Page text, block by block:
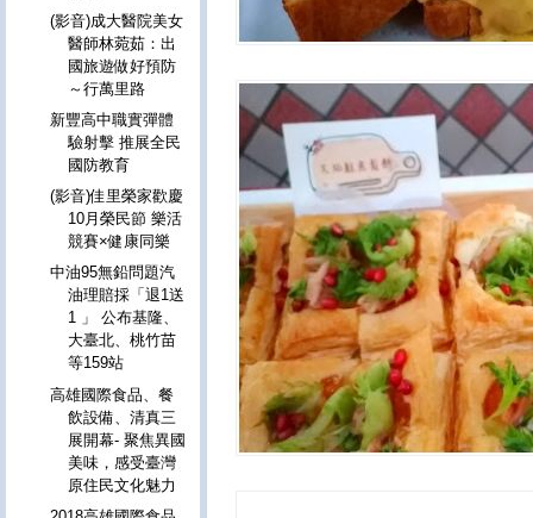
(影音)成大醫院美女
醫師林菀茹：出
國旅遊做好預防
～行萬里路
新豐高中職實彈體
驗射擊 推展全民
國防教育
(影音)佳里榮家歡慶
10月榮民節 樂活
競賽×健康同樂
中油95無鉛問題汽
油理賠採「退1送
1 」 公布基隆、
大臺北、桃竹苗
等159站
高雄國際食品、餐
飲設備、清真三
展開幕- 聚焦異國
美味，感受臺灣
原住民文化魅力